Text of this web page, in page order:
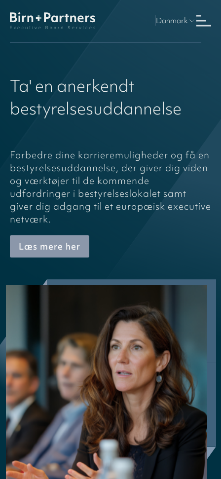
Danmark
Ta'en anerkendt
bestyrelsesuddannelse
Forbedre dine karrieremuligheder og få en
bestyrelsesuddannelse, der giver dig viden
og værktøjer til de kommende
udfordringer i bestyrelseslokalet samt
giver dig adgang til et europæisk executive
netværk.
Læs mere her